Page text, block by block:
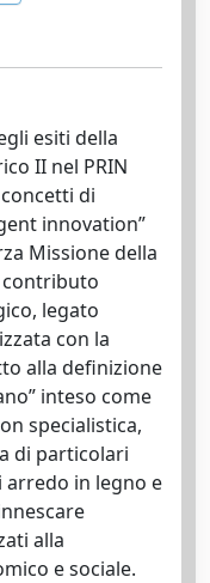
esiti della
II nel PRIN
di
innovation”
Missione della
contributo
legato
con la
alla definizione
inteso come
specialistica,
di particolari
in legno e
alla
e sociale.